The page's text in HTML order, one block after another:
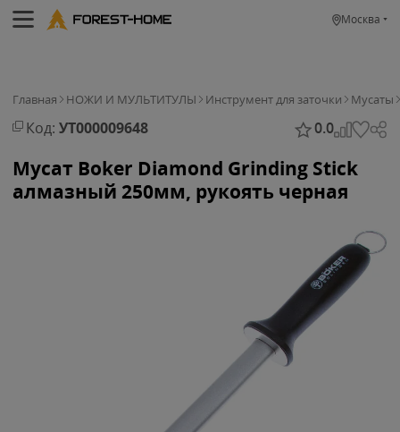
Москва
Главная НОЖИ И МУЛЬТИТУЛЫ Инструмент для заточки Мусаты
Код: УТ000009648 0.0
Мусат Boker Diamond Grinding Stick
алмазный 250мм, рукоять черная